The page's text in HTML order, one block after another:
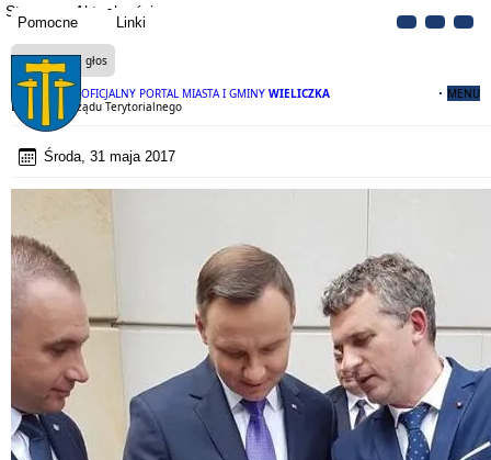
Pomocne Linki
OFICJALNY PORTAL MIASTA I GMINY WIELICZKA MENU
Strona Aktualności
Czytaj na głos
Dzień Samorządu Terytorialnego
Środa, 31 maja 2017